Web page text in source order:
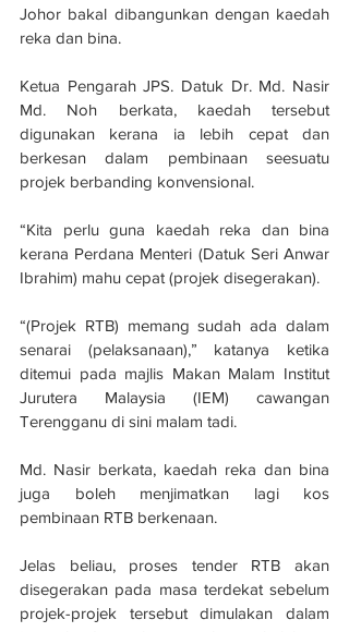
Johor bakal dibangunkan dengan kaedah
reka dan bina.
Ketua Pengarah JPS. Datuk Dr. Md. Nasir
Md. Noh berkata, kaedah tersebut
digunakan kerana ia lebih cepat dan
berkesan dalam pembinaan seesuatu
projek berbanding konvensional.
“Kita perlu guna kaedah reka dan bina
kerana Perdana Menteri (Datuk Seri Anwar
Ibrahim) mahu cepat (projek disegerakan).
“(Projek RTB) memang sudah ada dalam
senarai (pelaksanaan),” katanya ketika
ditemui pada majlis Makan Malam Institut
Jurutera Malaysia (IEM) cawangan
Terengganu di sini malam tadi.
Md. Nasir berkata, kaedah reka dan bina
juga boleh menjimatkan lagi kos
pembinaan RTB berkenaan.
Jelas beliau, proses tender RTB akan
disegerakan pada masa terdekat sebelum
projek-projek tersebut dimulakan dalam